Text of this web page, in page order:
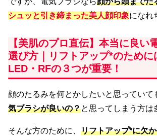
シュッと引き締まった美人顔印象になれ
【美肌のプロ直伝】本当に良い
選び方｜リフトアップ*のために
LED・RFの３つが重要！
顔のたるみを何とかしたいと思っていて
気ブラシが良いの？と思ってしまう方は
そんな方のために、 リフトアップ*に欠